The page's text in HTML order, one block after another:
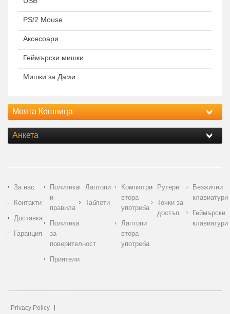
PS/2 Mouse
Аксесоари
Геймърски мишки
Мишки за Дами
Моята Кошница
Анкета
За нас
Контакти
Доставка
Гаранция
Политика
и
правила
Политика
за
поверителност
Приятели
Лаптопи
Таблети
Компютри
втора
употреба
Лаптопи
втора
употреба
Рутери
Точки за
достъп
Безжични
клавиатури
Геймърски
клавиатури
Privacy Policy